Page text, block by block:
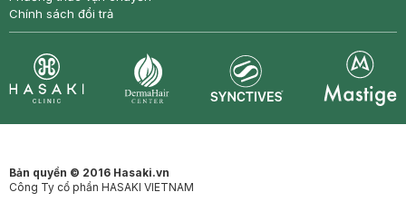
Chính sách đổi trả
Bản quyền © 2016 Hasaki.vn
Công Ty cổ phần HASAKI VIETNAM